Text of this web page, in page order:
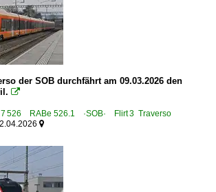
der SOB durchfährt am 09.03.2026 den

7 526 RABe 526.1 ·SOB· Flirt⁠ 3 Traverso
